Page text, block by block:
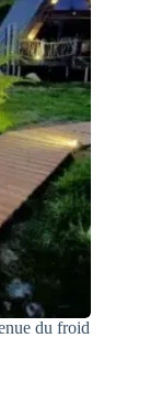
du froid